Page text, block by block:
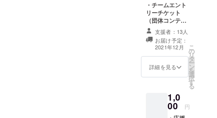
・チームエント
リーチケット
（団体コンテス
ト部門）を発行
します。 ※備考
欄に、下記を記
載して下さい。
・エントリーさ
れるチーム名 ・
氏名 ・チーム代
表者の電話番号
※別途、人数分の
支援者：13人
お届け予定：
2021年12月
詳細を見る
こ
の
リ
タ
ー
ン
を
選
択
す
る
1,0
00 円